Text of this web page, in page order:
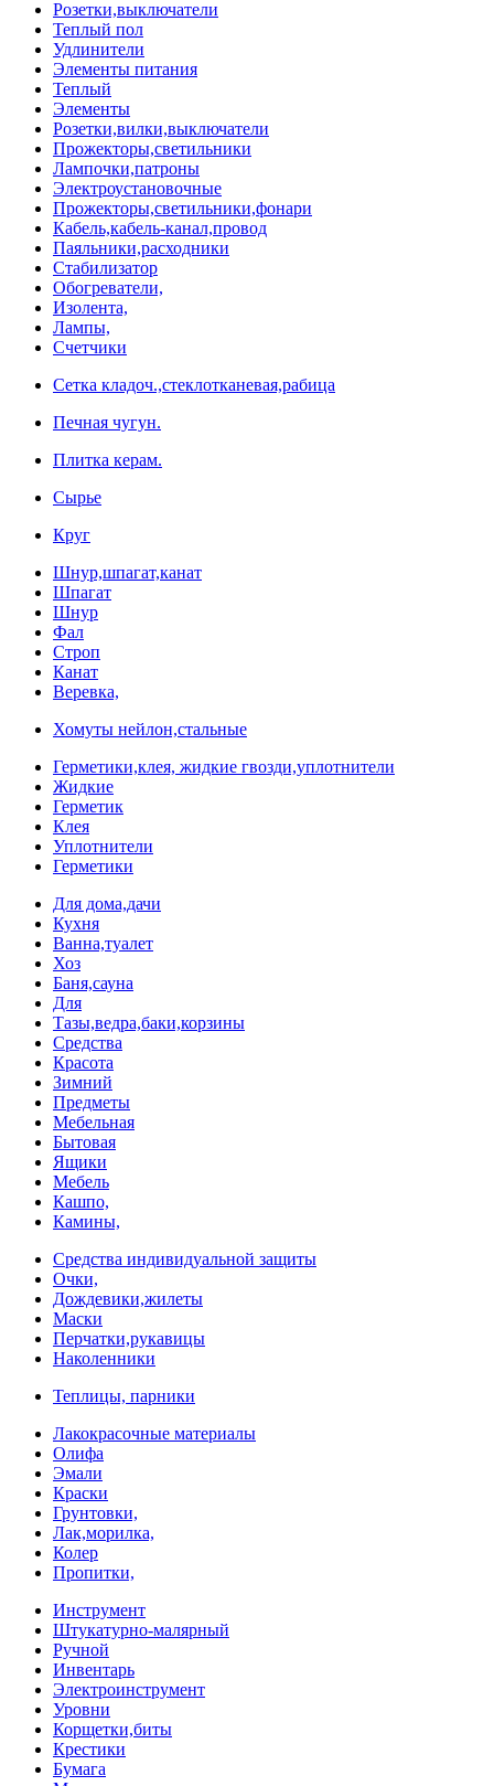
Розетки,выключатели
Теплый пол
Удлинители
Элементы питания
Теплый
Элементы
Розетки,вилки,выключатели
Прожекторы,светильники
Лампочки,патроны
Электроустановочные
Прожекторы,светильники,фонари
Кабель,кабель-канал,провод
Паяльники,расходники
Стабилизатор
Обогреватели,
Изолента,
Лампы,
Счетчики
Сетка кладоч.,стеклотканевая,рабица
Печная чугун.
Плитка керам.
Сырье
Круг
Шнур,шпагат,канат
Шпагат
Шнур
Фал
Строп
Канат
Веревка,
Хомуты нейлон,стальные
Герметики,клея, жидкие гвозди,уплотнители
Жидкие
Герметик
Клея
Уплотнители
Герметики
Для дома,дачи
Кухня
Ванна,туалет
Хоз
Баня,сауна
Для
Тазы,ведра,баки,корзины
Средства
Красота
Зимний
Предметы
Мебельная
Бытовая
Ящики
Мебель
Кашпо,
Камины,
Средства индивидуальной защиты
Очки,
Дождевики,жилеты
Маски
Перчатки,рукавицы
Наколенники
Теплицы, парники
Лакокрасочные материалы
Олифа
Эмали
Краски
Грунтовки,
Лак,морилка,
Колер
Пропитки,
Инструмент
Штукатурно-малярный
Ручной
Инвентарь
Электроинструмент
Уровни
Корщетки,биты
Крестики
Бумага